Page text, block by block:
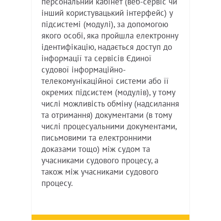
інший користувацький інтерфейс) у
підсистемі (модулі), за допомогою
якого особі, яка пройшла електронну
ідентифікацію, надається доступ до
інформації та сервісів Єдиної
судової інформаційно-
телекомунікаційної системи або її
окремих підсистем (модулів), у тому
числі можливість обміну (надсилання
та отримання) документами (в тому
числі процесуальними документами,
письмовими та електронними
доказами тощо) між судом та
учасниками судового процесу, а
також між учасниками судового
процесу.